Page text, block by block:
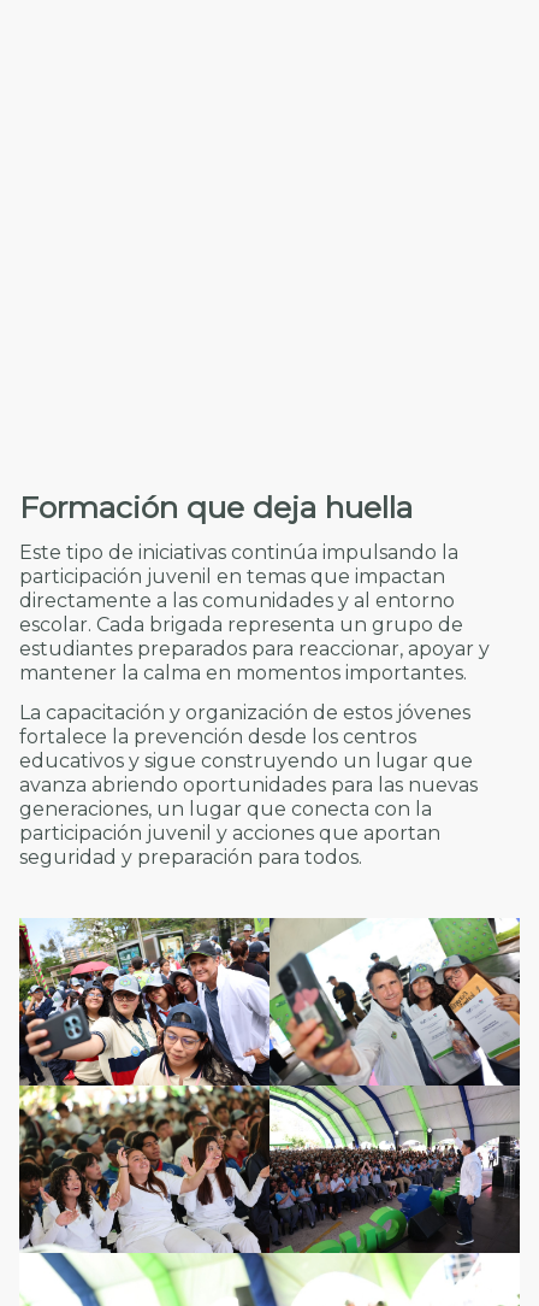
Formación que deja huella
Este tipo de iniciativas continúa impulsando la
participación juvenil en temas que impactan
directamente a las comunidades y al entorno
escolar. Cada brigada representa un grupo de
estudiantes preparados para reaccionar, apoyar y
mantener la calma en momentos importantes.
La capacitación y organización de estos jóvenes
fortalece la prevención desde los centros
educativos y sigue construyendo un lugar que
avanza abriendo oportunidades para las nuevas
generaciones, un lugar que conecta con la
participación juvenil y acciones que aportan
seguridad y preparación para todos.